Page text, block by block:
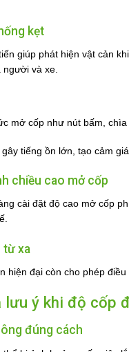
kẹt
giúp phát hiện vật cản
người và xe.
mở cốp như nút bấm,
tiếng ồn lớn, tạo cảm
chiều cao mở cốp
cài đặt độ cao mở cốp
từ xa
hiện đại còn cho phép
lưu ý khi độ cốp
đúng cách